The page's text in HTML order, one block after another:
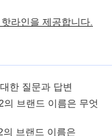
라인을 제공합니다.
한 질문과 답변
브랜드 이름은 무엇
브랜드 이름은